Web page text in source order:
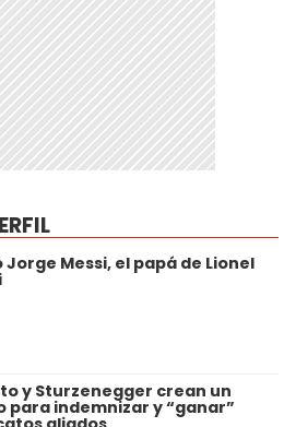
Jorge Messi, el papá de Lionel
y Sturzenegger crean un
para indemnizar y “ganar”